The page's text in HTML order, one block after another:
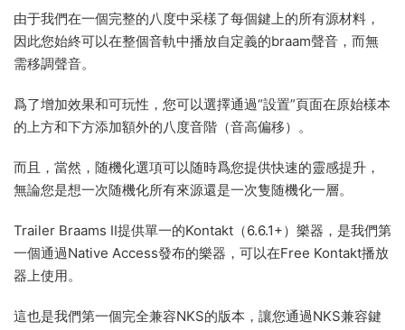
由于我們在一個完整的八度中采樣了每個鍵上的所有源材料，
因此您始終可以在整個音軌中播放自定義的braam聲音，而無
需移調聲音。
爲了增加效果和可玩性，您可以選擇通過“設置”頁面在原始樣本
的上方和下方添加額外的八度音階（音高偏移）。
而且，當然，随機化選項可以随時爲您提供快速的靈感提升，
無論您是想一次随機化所有來源還是一次隻随機化一層。
Trailer Braams II提供單一的Kontakt（6.6.1+）樂器，是我們第
一個通過Native Access發布的樂器，可以在Free Kontakt播放
器上使用。
這也是我們第一個完全兼容NKS的版本，讓您通過NKS兼容鍵